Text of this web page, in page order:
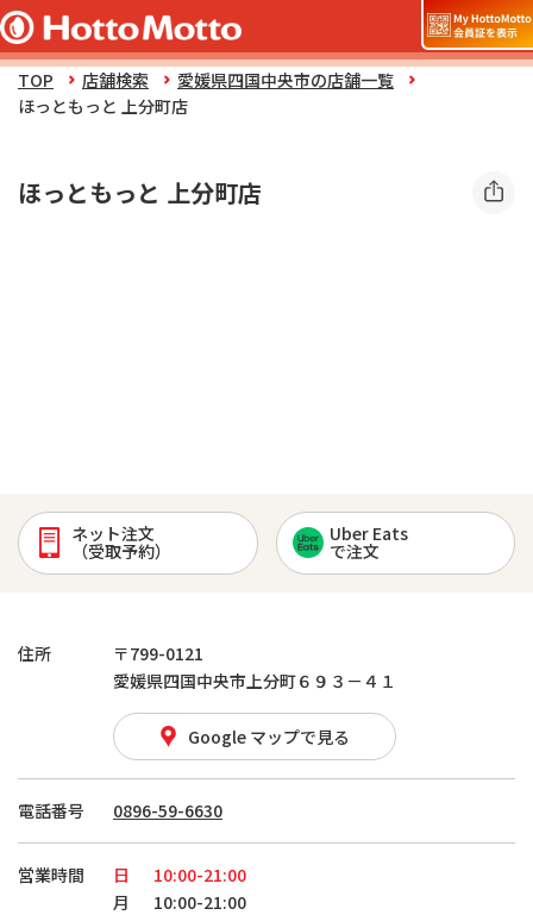
TOP 店舗検索
愛媛県四国中央市の店舗一覧
ほっともっと 上分町店
ほっともっと 上分町店
ネット注文
（受取予約）
Uber Eats
で注文
住所
〒799-0121
愛媛県四国中央市上分町６９３－４１
Google マップで見る
電話番号 0896-59-6630
営業時間 日
10:00-21:00
月
10:00-21:00